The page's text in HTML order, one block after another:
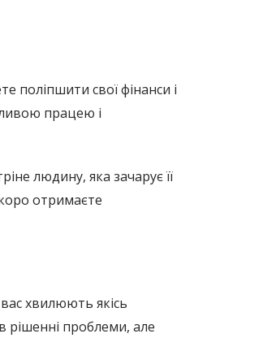
поліпшити свої фінанси і
працею і
людину, яка зачарує її
отримаєте
хвилюють якісь
рішенні проблеми, але